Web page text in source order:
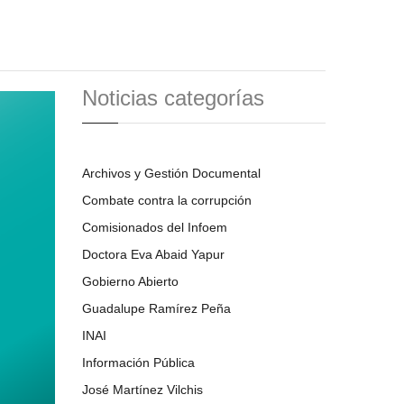
Noticias categorías
Archivos y Gestión Documental
Combate contra la corrupción
Comisionados del Infoem
Doctora Eva Abaid Yapur
Gobierno Abierto
Guadalupe Ramírez Peña
INAI
Información Pública
José Martínez Vilchis